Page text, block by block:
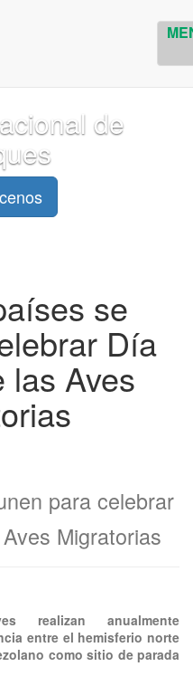
de
se
Día
las Aves
para celebrar
Migratorias
realizan anualmente
entre el hemisferio norte
como sitio de parada